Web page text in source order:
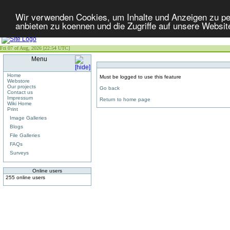
Wir verwenden Cookies, um Inhalte und Anzeigen zu
anbieten zu koennen und die Zugriffe auf unsere
Fri 07 of Aug, 2026 [22:54 UTC]
Menu
Home
Webstore
Our projects
Contact us
Impressum
Wiki Home
Print
Image Galleries
Blogs
File Galleries
FAQs
Surveys
Online users
255 online users
Must be logged to use this feature
Go back
Return to home page